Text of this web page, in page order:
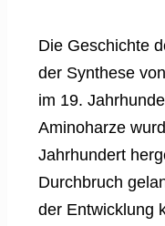
Die Geschichte
der Synthese
im 19.
Aminoharze
Jahrhundert
Durchbruch
der Entwicklung